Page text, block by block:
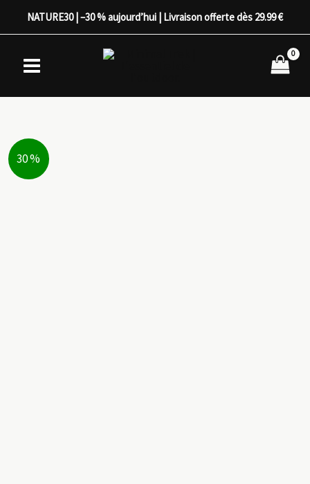
NATURE30 | –30 % aujourd’hui | Livraison offerte dès 29.99 €
30 %